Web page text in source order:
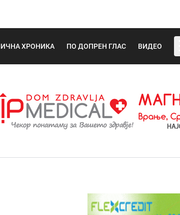
ХРОНИКА ПО ДОПРЕН ГЛАС ВИДЕО